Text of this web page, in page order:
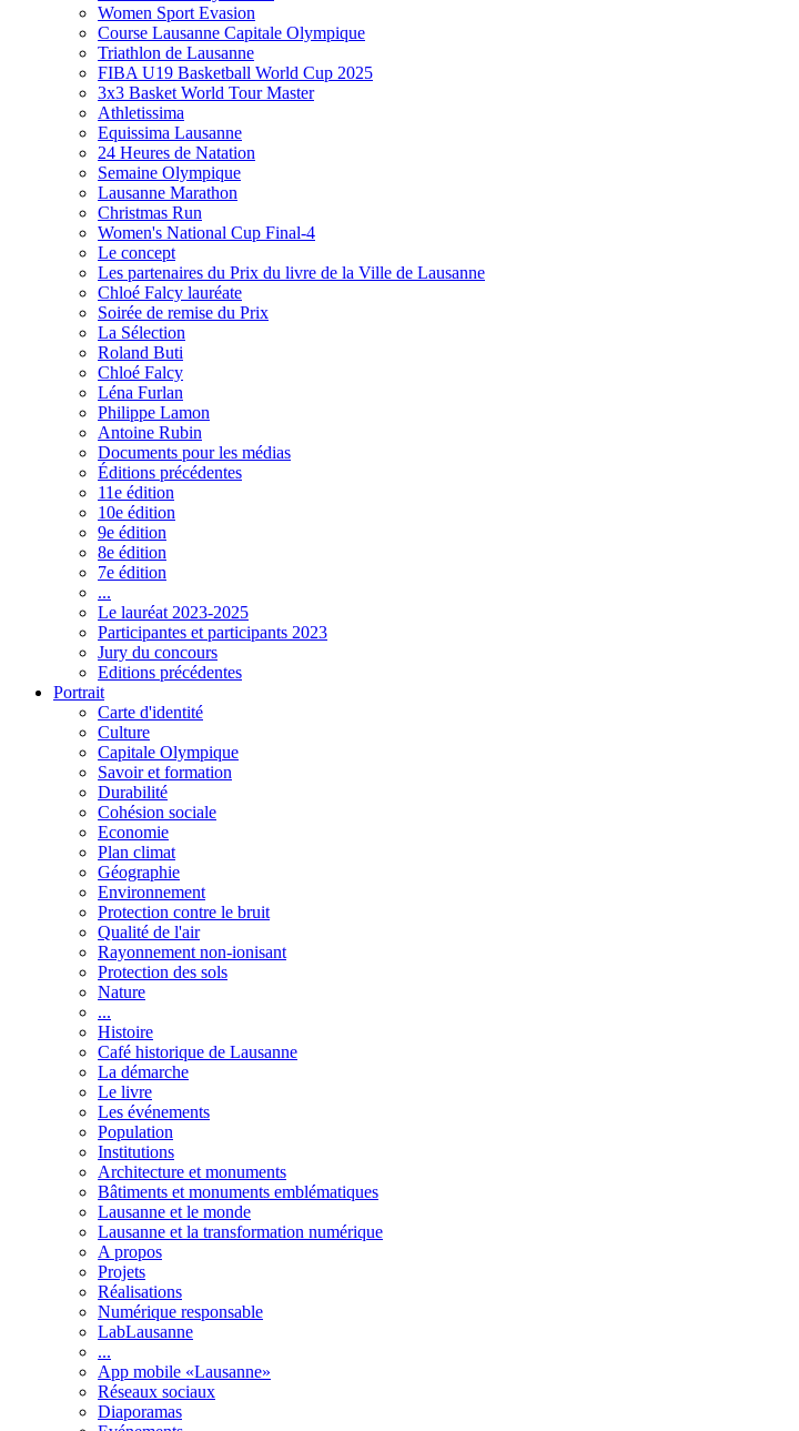
Women Sport Evasion
Course Lausanne Capitale Olympique
Triathlon de Lausanne
FIBA U19 Basketball World Cup 2025
3x3 Basket World Tour Master
Athletissima
Equissima Lausanne
24 Heures de Natation
Semaine Olympique
Lausanne Marathon
Christmas Run
Women's National Cup Final-4
Le concept
Les partenaires du Prix du livre de la Ville de Lausanne
Chloé Falcy lauréate
Soirée de remise du Prix
La Sélection
Roland Buti
Chloé Falcy
Léna Furlan
Philippe Lamon
Antoine Rubin
Documents pour les médias
Éditions précédentes
11e édition
10e édition
9e édition
8e édition
7e édition
...
Le lauréat 2023-2025
Participantes et participants 2023
Jury du concours
Editions précédentes
Portrait
Carte d'identité
Culture
Capitale Olympique
Savoir et formation
Durabilité
Cohésion sociale
Economie
Plan climat
Géographie
Environnement
Protection contre le bruit
Qualité de l'air
Rayonnement non-ionisant
Protection des sols
Nature
...
Histoire
Café historique de Lausanne
La démarche
Le livre
Les événements
Population
Institutions
Architecture et monuments
Bâtiments et monuments emblématiques
Lausanne et le monde
Lausanne et la transformation numérique
A propos
Projets
Réalisations
Numérique responsable
LabLausanne
...
App mobile «Lausanne»
Réseaux sociaux
Diaporamas